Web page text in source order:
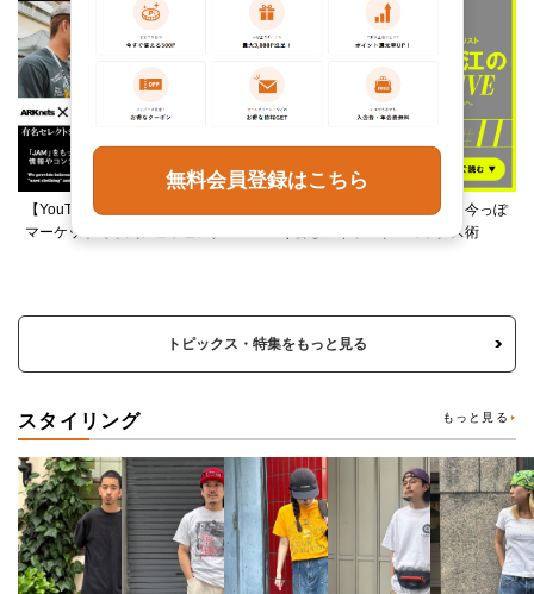
【YouTube】ARKnetsコラボ！028
マーケットで本気ショッピング
柄ワンピースは夏の切り札、今っぽ
く着るレイヤード＆ミックス術
トピックス・特集をもっと見る
スタイリング もっと見る
無料会員登録はこちら